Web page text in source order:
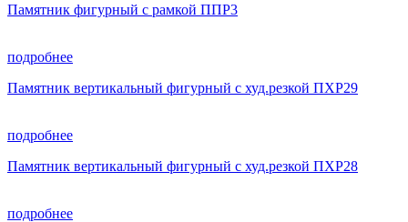
Памятник фигурный с рамкой ППР3
подробнее
Памятник вертикальный фигурный с худ.резкой ПХР29
подробнее
Памятник вертикальный фигурный с худ.резкой ПХР28
подробнее